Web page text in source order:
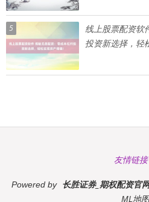
5
线上股票配资软
投资新选择，轻
友情链接
Powered by 长胜证券_期权配资官
ML地图